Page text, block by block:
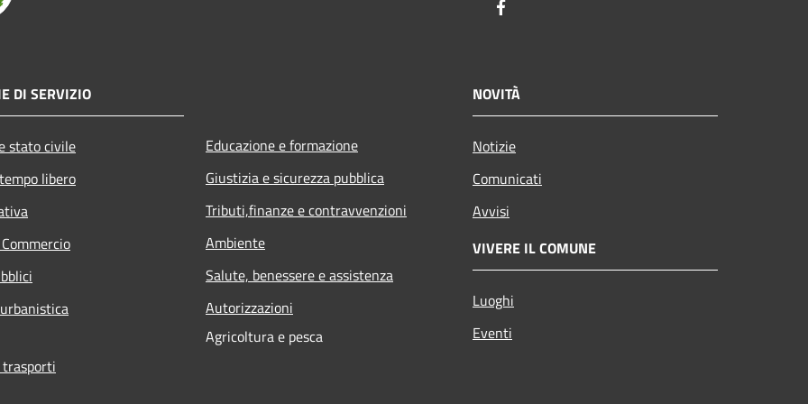
DI SERVIZIO
stato civile
libero
Educazione e formazione
Giustizia e sicurezza pubblica
Tributi,finanze e contravvenzioni
Ambiente
Salute, benessere e assistenza
Autorizzazioni
Agricoltura e pesca
NOVITÀ
Notizie
Comunicati
Avvisi
VIVERE IL COMUNE
Luoghi
Eventi